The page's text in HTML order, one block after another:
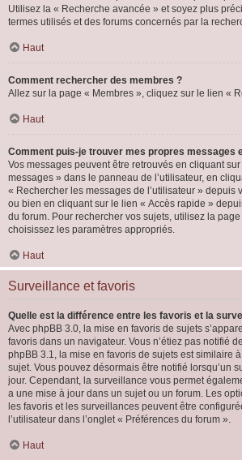
Utilisez la « Recherche avancée » et soyez plus
termes utilisés et des forums concernés par la
Haut
Comment rechercher des membres ?
Allez sur la page « Membres », cliquez sur le lien «
Haut
Comment puis-je trouver mes propres messages
Vos messages peuvent être retrouvés en cliquant
messages » dans le panneau de l’utilisateur, en
« Rechercher les messages de l’utilisateur » depuis
ou bien en cliquant sur le lien « Accès rapide »
du forum. Pour rechercher vos sujets, utilisez la
choisissez les paramètres appropriés.
Haut
Surveillance et favoris
Quelle est la différence entre les favoris et la
Avec phpBB 3.0, la mise en favoris de sujets
favoris dans un navigateur. Vous n’étiez pas notifié
phpBB 3.1, la mise en favoris de sujets est similaire
sujet. Vous pouvez désormais être notifié lorsqu’un
jour. Cependant, la surveillance vous permet
a une mise à jour dans un sujet ou un forum. Les
les favoris et les surveillances peuvent être
l’utilisateur dans l’onglet « Préférences du forum ».
Haut